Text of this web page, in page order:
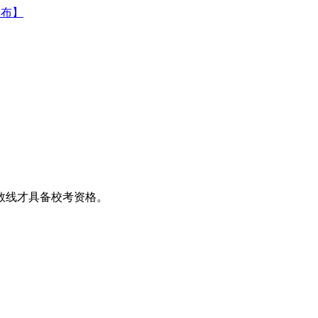
】
才具备校考资格。